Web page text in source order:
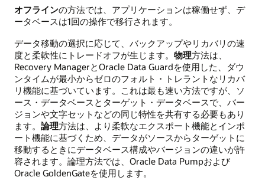
オフラインの方法では、アプリケーションは稼働せず、デ
ータベースは1回の操作で移行されます。
データ移動の選択に応じて、バックアップやリカバリの速
度と柔軟性にトレードオフが生じます。 物理方法は、
Recovery ManagerとOracle Data Guardを使用した、ダウ
ンタイムが最小からゼロのフォルト・トレラントなリカバ
リ機能に基づいています。これは最も速い方法ですが、ソ
ース・データベースとターゲット・データベースで、バー
ジョンや文字セットなどの同じ特性を共有する必要もあり
ます。 論理方法は、より柔軟なエクスポート機能とインポ
ート機能に基づくため、データがソースからターゲットに
移動するときにデータベース構成やバージョンの違いが許
容されます。論理方法では、Oracle Data Pumpおよび
Oracle GoldenGateを使用します。